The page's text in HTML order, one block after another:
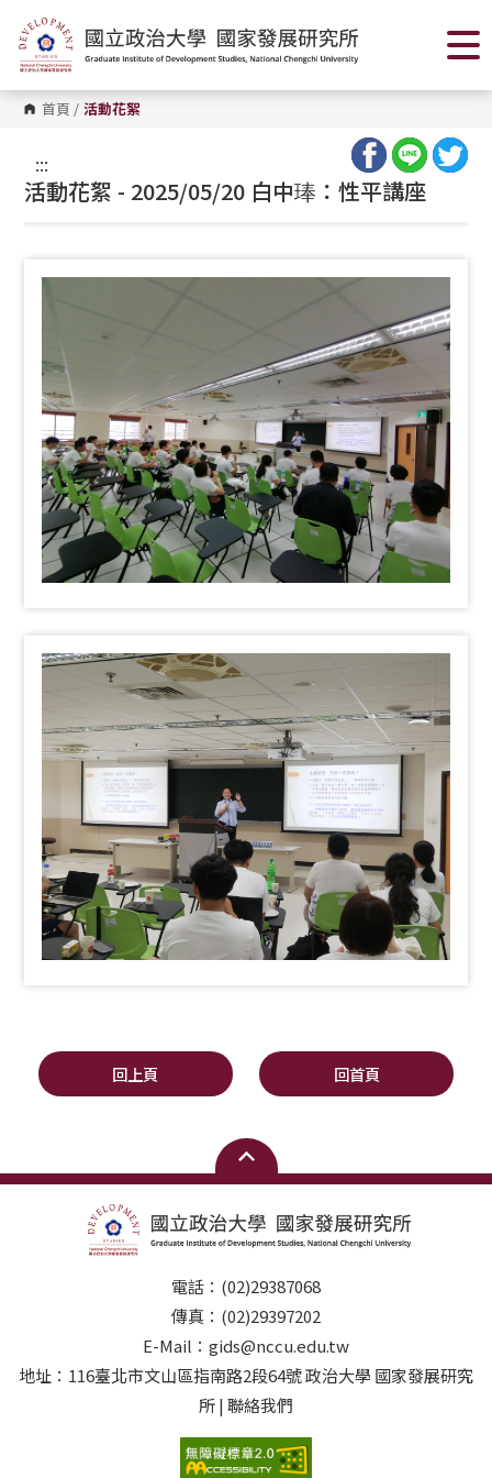
到
主
要
內
容
區 首頁 / 活動花絮
:::
活動花絮 - 2025/05/20 白中琫：性平講座
回上頁 回首頁
電話：(02)29387068
傳真：(02)29397202
E-Mail：gids@nccu.edu.tw
地址：116臺北市文山區指南路2段64號 政治大學 國家發展研究
所 | 聯絡我們